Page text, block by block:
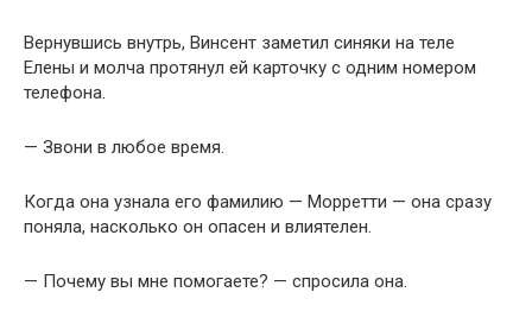
Вернувшись внутрь, Винсент заметил синяки на теле
Елены и молча протянул ей карточку с одним номером
телефона.
— Звони в любое время.
Когда она узнала его фамилию — Морретти — она сразу
поняла, насколько он опасен и влиятелен.
— Почему вы мне помогаете? — спросила она.